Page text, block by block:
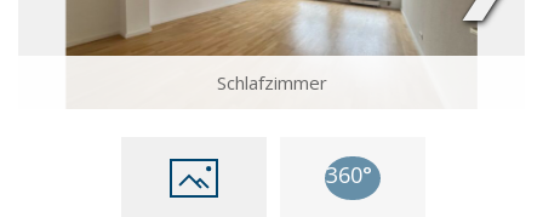
Schlafzimmer